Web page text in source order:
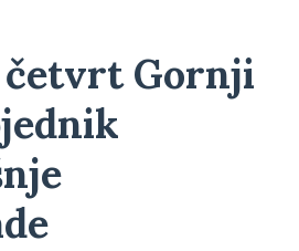
četvrt Gornji